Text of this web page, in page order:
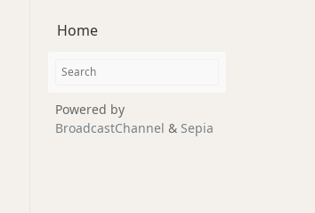
Home
Powered by
BroadcastChannel & Sepia